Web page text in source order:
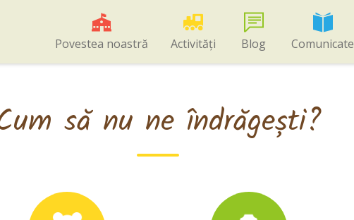
Povestea noastră Activități Blog Comunicate
să nu ne îndrăgești?